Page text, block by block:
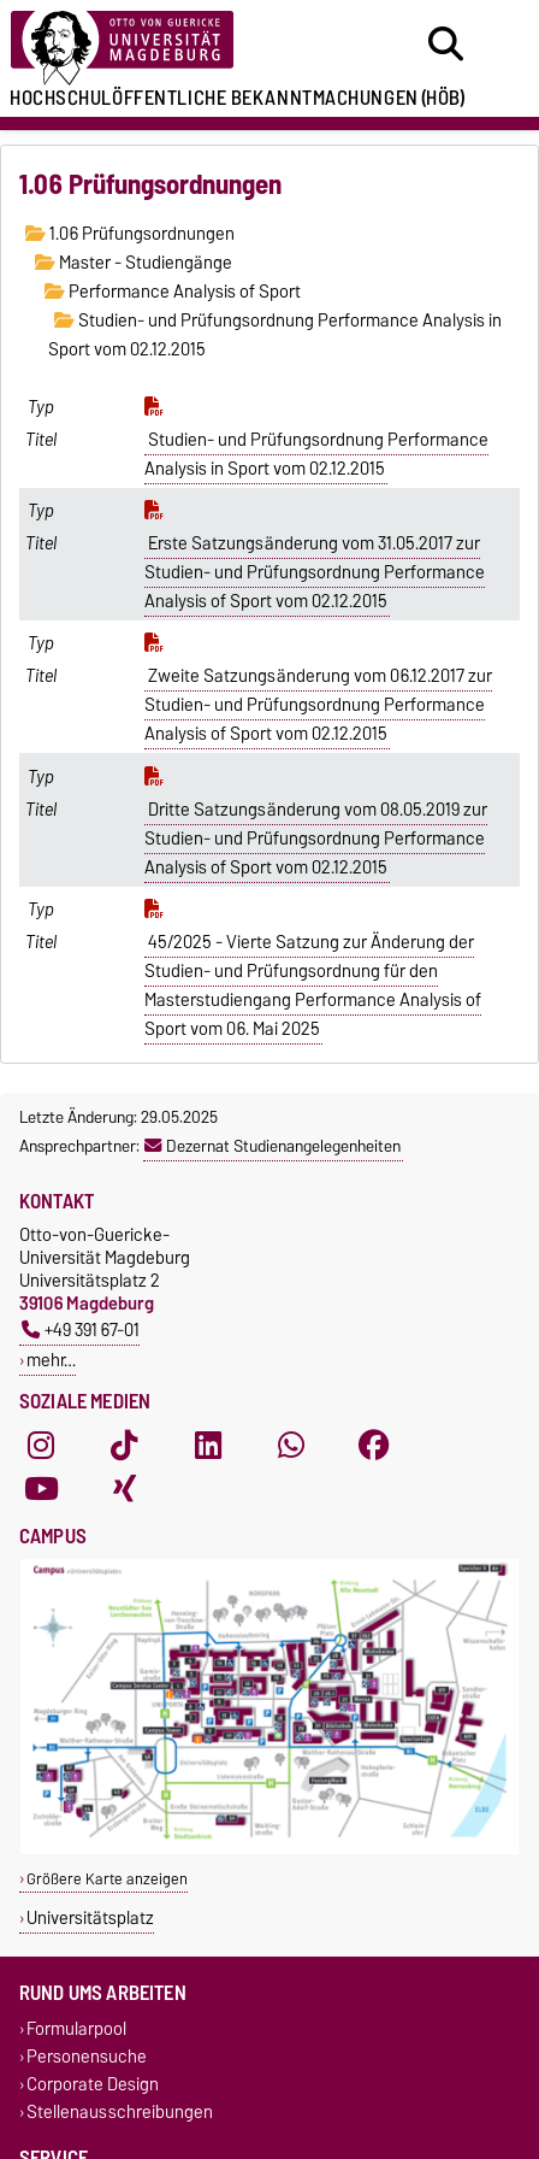
HOCHSCHULÖFFENTLICHEBEKANNTMACHUNGEN(HÖB)
1.06 Prüfungsordnungen
1.06 Prüfungsordnungen
Master - Studiengänge
Performance Analysis of Sport
Studien- und Prüfungsordnung Performance Analysis in
Sport vom 02.12.2015
Studien- und Prüfungsordnung Performance
Analysis in Sport vom 02.12.2015
Erste Satzungsänderung vom 31.05.2017 zur
Studien- und Prüfungsordnung Performance
Analysis of Sport vom 02.12.2015
Zweite Satzungsänderung vom 06.12.2017 zur
Studien- und Prüfungsordnung Performance
Analysis of Sport vom 02.12.2015
Dritte Satzungsänderung vom 08.05.2019 zur
Studien- und Prüfungsordnung Performance
Analysis of Sport vom 02.12.2015
45/2025 - Vierte Satzung zur Änderung der
Studien- und Prüfungsordnung für den
Masterstudiengang Performance Analysis of
Sport vom 06. Mai 2025
Letzte Änderung: 29.05.2025
Ansprechpartner:
Dezernat Studienangelegenheiten
SOZIALE MEDIEN
KONTAKT
Otto-von-Guericke-
Universität Magdeburg
Universitätsplatz 2
39106 Magdeburg
+49 391 67-01
mehr…
CAMPUS
Größere Karte anzeigen
Universitätsplatz
RUND UMS ARBEITEN
Formularpool
Personensuche
Corporate Design
Stellenausschreibungen